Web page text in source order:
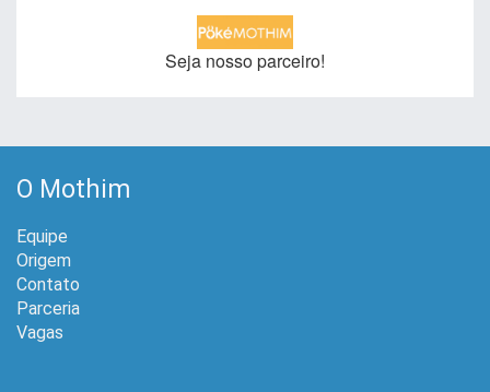
Seja nosso parceiro!
O Mothim
Equipe
Origem
Contato
Parceria
Vagas